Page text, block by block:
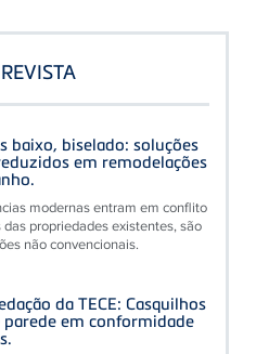
baixo, biselado: soluções
em remodelações
modernas entram em conflito
propriedades existentes, são
não convencionais.
da TECE: Casquilhos
parede em conformidade